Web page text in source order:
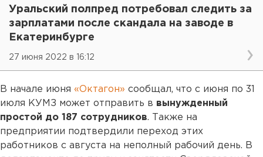
Уральский полпред потребовал следить за
зарплатами после скандала на заводе в
Екатеринбурге
27 июня 2022 в 16:12
В начале июня «Октагон» сообщал, что с июня по 31
июля КУМЗ может отправить в вынужденный
простой до 187 сотрудников. Также на
предприятии подтвердили переход этих
работников с августа на неполный рабочий день. В